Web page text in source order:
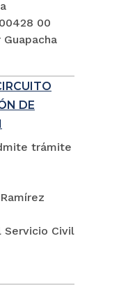
00
DE
trámite
Servicio Civil